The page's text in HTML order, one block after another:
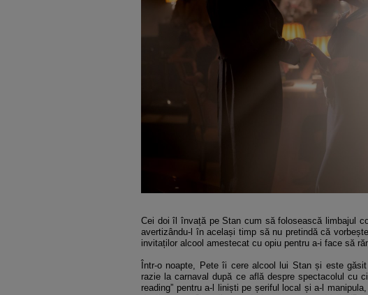
Cei doi îl învață pe Stan cum să folosească limbajul
avertizându-l în același timp să nu pretindă că
invitaților alcool amestecat cu opiu pentru a-i face să
Într-o noapte, Pete îi cere alcool lui Stan și este
razie la carnaval după ce află despre spectacolul cu
reading” pentru a-l liniști pe șeriful local și a-l